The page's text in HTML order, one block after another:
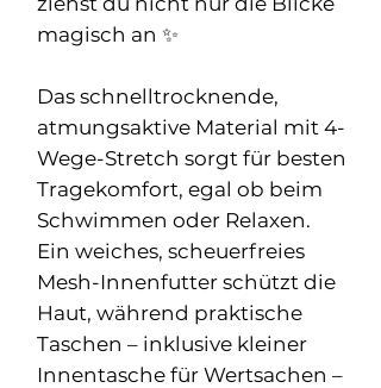
magisch an ✨
Das schnelltrocknende,
atmungsaktive Material mit 4-
Wege-Stretch sorgt für besten
Tragekomfort, egal ob beim
Schwimmen oder Relaxen.
Ein weiches, scheuerfreies
Mesh-Innenfutter schützt die
Haut, während praktische
Taschen – inklusive kleiner
Innentasche für Wertsachen –